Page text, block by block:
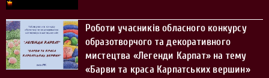
Роботи учасників обласного конкурсу
образотворчого та декоративного
мистецтва «Легенди Карпат» на тему
«Барви та краса Карпатських вершин»